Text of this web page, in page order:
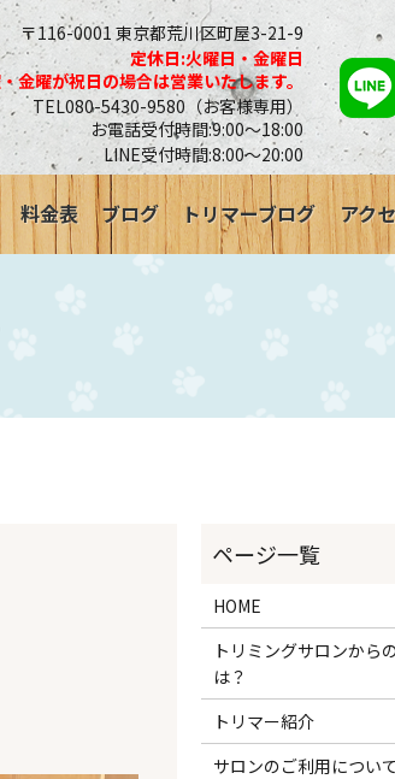
〒116-0001 東京都荒川区町屋3-21-9
定休日:火曜日・金曜日
金曜が祝日の場合は営業いたします。
TEL080-5430-9580（お客様専用）
お電話受付時間:9:00～18:00
LINE受付時間:8:00～20:00
料金表 ブログ トリマーブログ アク
HOME
トリミングサロンから
は？
トリマー紹介
サロンのご利用について